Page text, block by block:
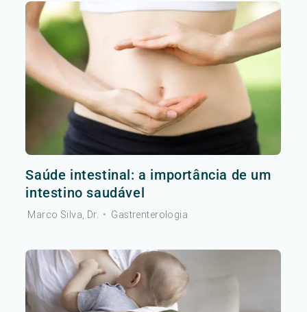
Saúde intestinal: a importância de um
intestino saudável
Marco Silva, Dr. • Gastrenterologia